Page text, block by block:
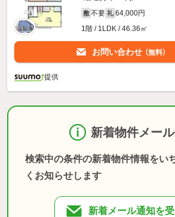
敷 不要 礼 64,000円
1階 / 1LDK / 46.36㎡
お問い合わせ （無料）
提供
新着物件メー
検索中の条件の新着物件情報をい
くお知らせします
新着メール通知を